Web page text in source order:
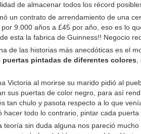
de almacenar todos los récord
un contrato de arrendamiento de una
9.000 años a £45 por año, eso es lo
esta la fabrica de Guinness!! Negocio
de las historias más anecdóticas es el
puertas pintadas de diferentes colores,
Victoria al morirse su marido pidió al
sus puertas de color negro, para así
tan chulo y pasota respecto a lo que
hacer todo lo contrario, pintar cada puerta
teoría sin duda alguna nos pareció